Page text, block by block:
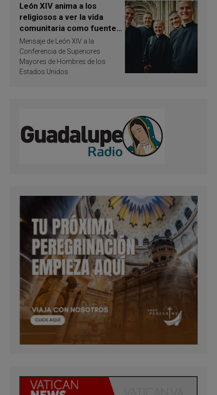
León XIV anima a los
religiosos a ver la vida
comunitaria como fuente
de inspiración y
santificación
Mensaje de León XIV a la
Conferencia de Superiores
Mayores de Hombres de los
Estados Unidos